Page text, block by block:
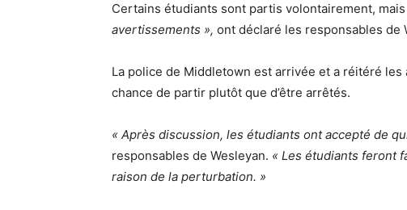
Certains étudiants sont partis volontairement,
avertissements », ont déclaré les responsables de
La police de Middletown est arrivée et a réitéré
chance de partir plutôt que d’être arrêtés.
« Après discussion, les étudiants ont accepté de
responsables de Wesleyan. « Les étudiants feront
raison de la perturbation. »